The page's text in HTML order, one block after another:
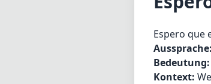
Espero que
Aussprache:
Bedeutung:
Kontext: